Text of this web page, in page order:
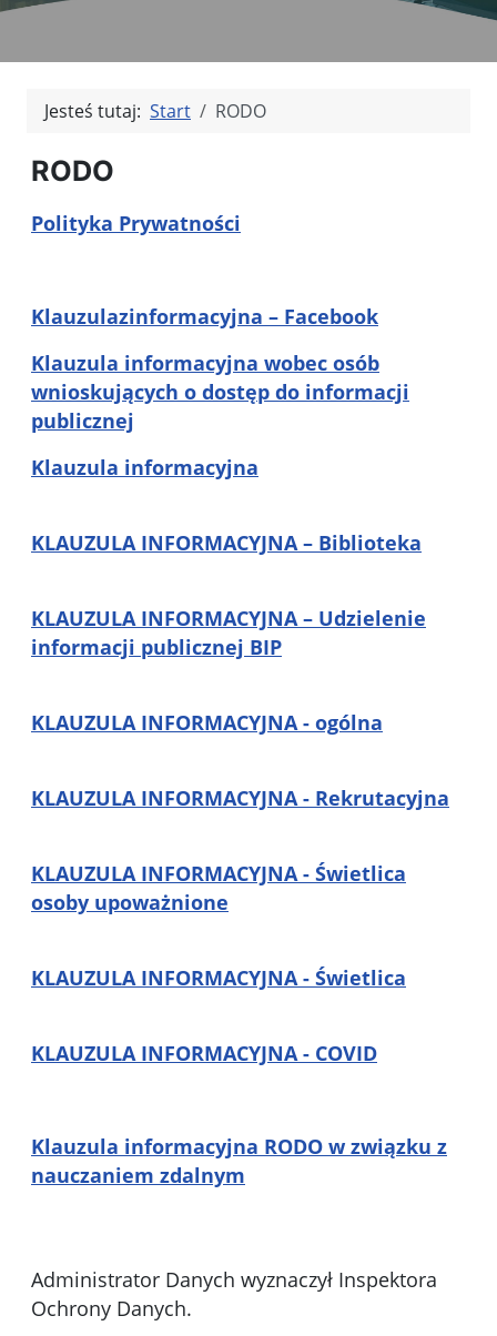
Jesteś tutaj: Start RODO
RODO
Polityka Prywatności
Klauzulazinformacyjna – Facebook
Klauzula informacyjna wobec osób
wnioskujących o dostęp do informacji
publicznej
Klauzula informacyjna
KLAUZULA INFORMACYJNA – Biblioteka
KLAUZULA INFORMACYJNA – Udzielenie
informacji publicznej BIP
KLAUZULA INFORMACYJNA - ogólna
KLAUZULA INFORMACYJNA - Rekrutacyjna
KLAUZULA INFORMACYJNA - Świetlica
osoby upoważnione
KLAUZULA INFORMACYJNA - Świetlica
KLAUZULA INFORMACYJNA - COVID
Klauzula informacyjna RODO w związku z
nauczaniem zdalnym
Administrator Danych wyznaczył Inspektora
Ochrony Danych.